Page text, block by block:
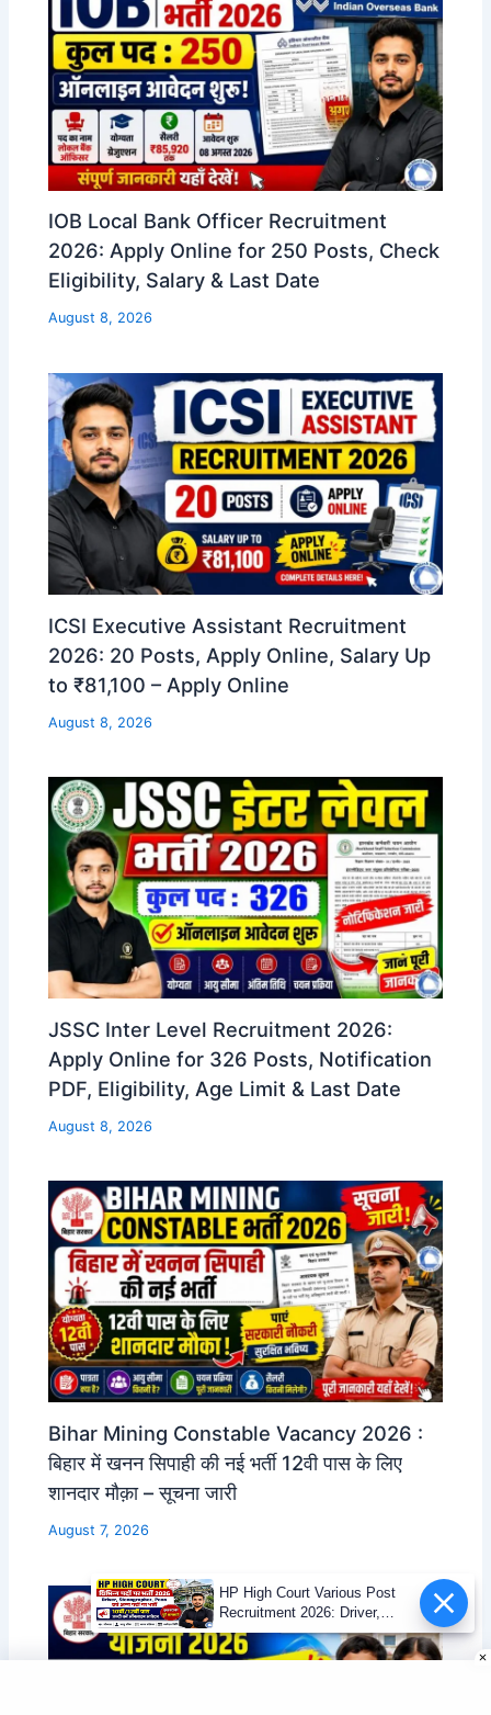
IOB Local Bank Officer Recruitment
2026: Apply Online for 250 Posts, Check
Eligibility, Salary & Last Date
August 8, 2026
ICSI Executive Assistant Recruitment
2026: 20 Posts, Apply Online, Salary Up
to ₹81,100 – Apply Online
August 8, 2026
JSSC Inter Level Recruitment 2026:
Apply Online for 326 Posts, Notification
PDF, Eligibility, Age Limit & Last Date
August 8, 2026
Bihar Mining Constable Vacancy 2026 :
बिहार में खनन सिपाही की नई भर्ती 12वी पास के लिए
शानदार मौक़ा – सूचना जारी
August 7, 2026
HP High Court Various Post
Recruitment 2026: Driver,
Stenographer, Peon एवं अन्य पदों
पर भर्ती